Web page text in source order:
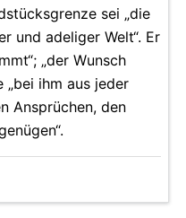
sei „die
und adeliger Welt“. Er
„der Wunsch
„bei ihm aus jeder
Ansprüchen, den